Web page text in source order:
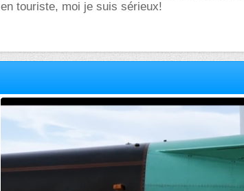
en touriste, moi je suis sérieux!